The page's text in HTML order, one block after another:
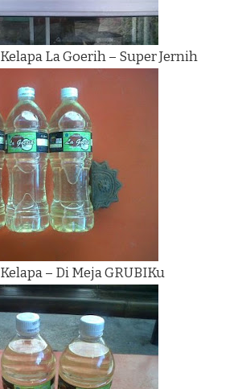
La Goerih – Super Jernih
– Di Meja GRUBIKu